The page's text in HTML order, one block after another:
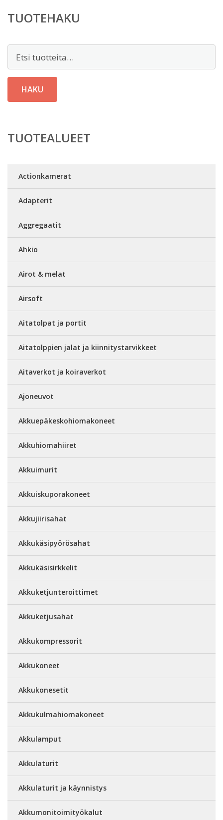
TUOTEHAKU
HAKU
TUOTEALUEET
Actionkamerat
Adapterit
Aggregaatit
Ahkio
Airot & melat
Airsoft
Aitatolpat ja portit
Aitatolppien jalat ja kiinnitystarvikkeet
Aitaverkot ja koiraverkot
Ajoneuvot
Akkuepäkeskohiomakoneet
Akkuhiomahiiret
Akkuimurit
Akkuiskuporakoneet
Akkujiirisahat
Akkukäsipyörösahat
Akkukäsisirkkelit
Akkuketjunteroittimet
Akkuketjusahat
Akkukompressorit
Akkukoneet
Akkukonesetit
Akkukulmahiomakoneet
Akkulamput
Akkulaturit
Akkulaturit ja käynnistys
Akkumonitoimityökalut